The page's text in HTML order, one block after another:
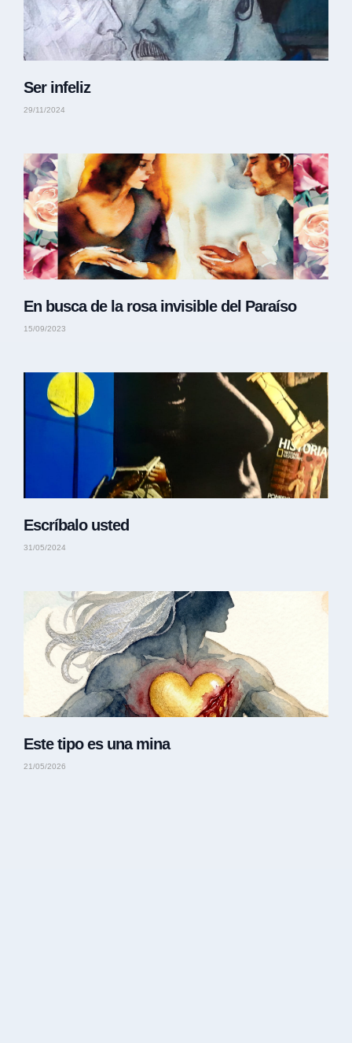
Ser infeliz
29/11/2024
En busca de la rosa invisible del Paraíso
15/09/2023
Escríbalo usted
31/05/2024
Este tipo es una mina
21/05/2026